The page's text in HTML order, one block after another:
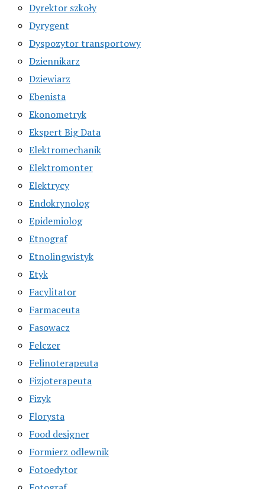
Dyrektor szkoły
Dyrygent
Dyspozytor transportowy
Dziennikarz
Dziewiarz
Ebenista
Ekonometryk
Ekspert Big Data
Elektromechanik
Elektromonter
Elektrycy
Endokrynolog
Epidemiolog
Etnograf
Etnolingwistyk
Etyk
Facylitator
Farmaceuta
Fasowacz
Felczer
Felinoterapeuta
Fizjoterapeuta
Fizyk
Florysta
Food designer
Formierz odlewnik
Fotoedytor